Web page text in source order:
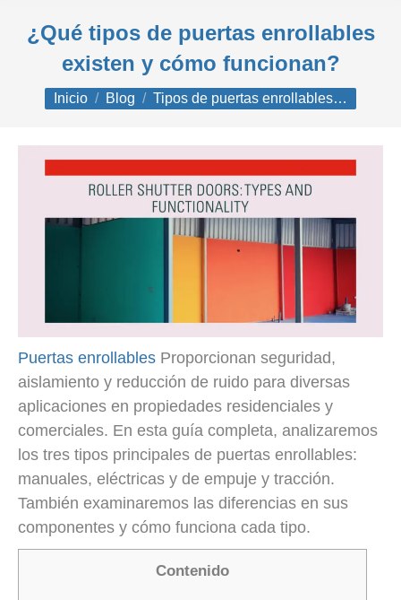
¿Qué tipos de puertas enrollables
existen y cómo funcionan?
Estás aquí:
Inicio Blog Tipos de puertas enrollables…
Puertas enrollables Proporcionan seguridad,
aislamiento y reducción de ruido para diversas
aplicaciones en propiedades residenciales y
comerciales. En esta guía completa, analizaremos
los tres tipos principales de puertas enrollables:
manuales, eléctricas y de empuje y tracción.
También examinaremos las diferencias en sus
componentes y cómo funciona cada tipo.
Contenido